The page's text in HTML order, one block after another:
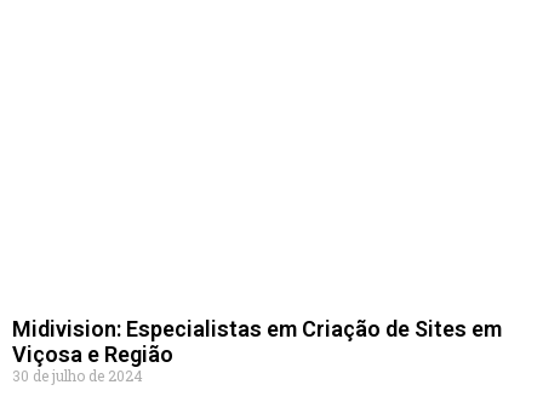
Midivision: Especialistas em Criação de Sites em
Viçosa e Região
30 de julho de 2024